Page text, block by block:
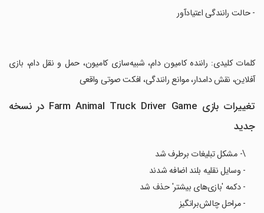
‏- حالت رانندگی اعتیادآور
‏کلمات کلیدی: راننده کامیون دام، شبیه‌سازی کامیون، حمل و نقل دام، بازی
آفلاین، نقش دامدار، موانع رانندگی، افکت صوتی واقعی
تغییرات بازی Farm Animal Truck Driver Game در نسخه
جدید
\- مشکل تبلیغات برطرف شد
- وسایل نقلیه بلند اضافه شدند
- دکمه 'بازی‌های بیشتر' حذف شد
- مراحل چالش‌برانگیز